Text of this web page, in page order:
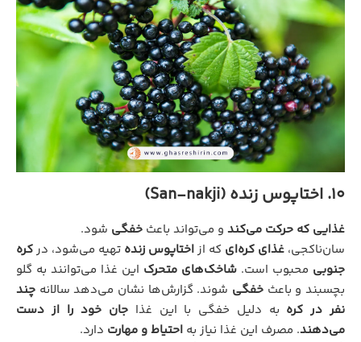
10. اختاپوس زنده (San-nakji)
غذایی که حرکت می‌کند و می‌تواند باعث خفگی شود.
سان‌ناکجی، غذای کره‌ای که از اختاپوس زنده تهیه می‌شود، در کره
جنوبی محبوب است. شاخک‌های متحرک این غذا می‌توانند به گلو
بچسبند و باعث خفگی شوند. گزارش‌ها نشان می‌دهد سالانه چند
نفر در کره به دلیل خفگی با این غذا جان خود را از دست
می‌دهند. مصرف این غذا نیاز به احتیاط و مهارت دارد.